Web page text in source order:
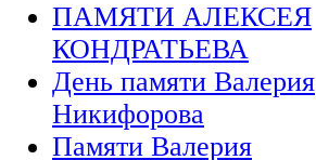
ПАМЯТИ АЛЕКСЕЯ
КОНДРАТЬЕВА
День памяти Валерия
Никифорова
Памяти Валерия